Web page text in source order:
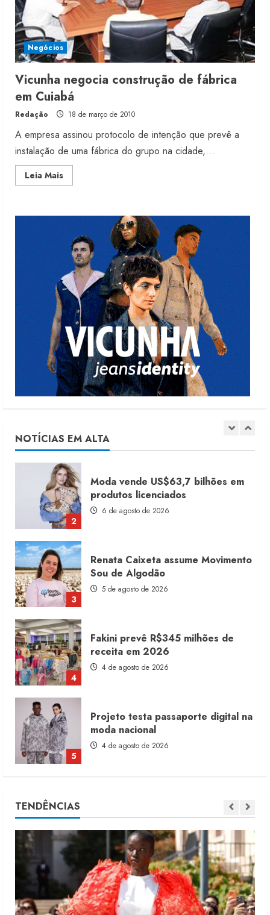
Negócios
Vicunha negocia construção de fábrica
em Cuiabá
Redação 18 de março de 2010
A empresa assinou protocolo de intenção que prevê a
instalação de uma fábrica do grupo na cidade,...
Leia MaisRead
more
construção
fábrica
em
Cuiabá
NOTÍCIAS EM ALTA
Moda vende US$63,7 bilhões em
6 de agosto de 2026
4
Fakini prevê R$345 milhões de
receita em 2026
4 de agosto de 2026
5
Projeto testa passaporte digital na
moda nacional
4 de agosto de 2026
1
7 de agosto de 2026
2
Moda vende US$63,7 bilhões em
produtos licenciados
6 de agosto de 2026
3
Renata Caixeta assume Movimento
Sou de Algodão
5 de agosto de 2026
4
Fakini prevê R$345 milhões de
receita em 2026
4 de agosto de 2026
5
Projeto testa passaporte digital na
moda nacional
4 de agosto de 2026
1
Moda vende US$63,7 bilhões em
produtos licenciados
6 de agosto de 2026
TENDÊNCIAS